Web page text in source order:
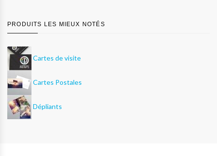
PRODUITS LES MIEUX NOTÉS
Cartes de visite
Cartes Postales
Dépliants